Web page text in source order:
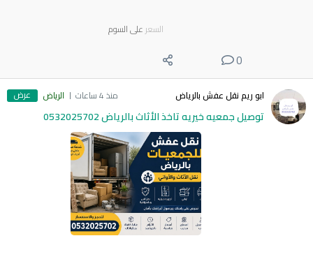
السعر على السوم
0
ابو ريم نقل عفش بالرياض منذ 4 ساعات الرياض عرض
توصيل جمعيه خيريه تاخذ الأثاث بالرياض 0532025702